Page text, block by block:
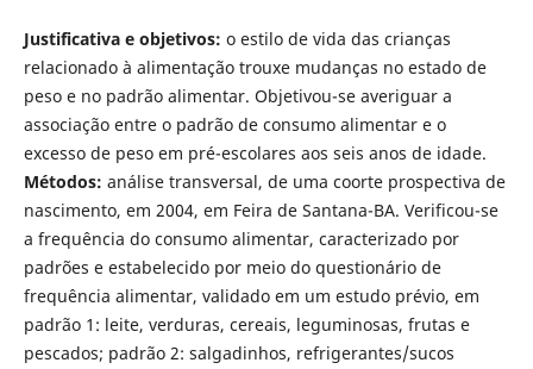
Justificativa e objetivos: o estilo de vida das crianças
relacionado à alimentação trouxe mudanças no estado de
peso e no padrão alimentar. Objetivou-se averiguar a
associação entre o padrão de consumo alimentar e o
excesso de peso em pré-escolares aos seis anos de idade.
Métodos: análise transversal, de uma coorte prospectiva de
nascimento, em 2004, em Feira de Santana-BA. Verificou-se
a frequência do consumo alimentar, caracterizado por
padrões e estabelecido por meio do questionário de
frequência alimentar, validado em um estudo prévio, em
padrão 1: leite, verduras, cereais, leguminosas, frutas e
pescados; padrão 2: salgadinhos, refrigerantes/sucos